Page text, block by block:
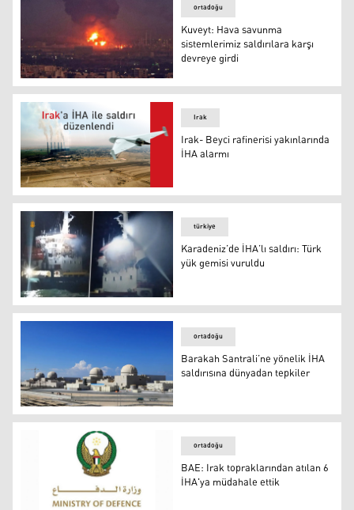
Kuveyt: Hava savunma sistemlerimiz saldırılara karşı
ortadoğu
Kuveyt: Hava savunma
sistemlerimiz saldırılara karşı
devreye girdi
Irak- Beyci rafinerisi yakınlarında İHA alarmı
Irak
Irak- Beyci rafinerisi yakınlarında
İHA alarmı
Karadeniz’de İHA’lı saldırı: Türk yük gemisi vuruldu
türkiye
Karadeniz’de İHA’lı saldırı: Türk
yük gemisi vuruldu
Barakah Nükleer Güç Santrali
ortadoğu
Barakah Santrali’ne yönelik İHA
saldırısına dünyadan tepkiler
ortadoğu
BAE: Irak topraklarından atılan 6
İHA'ya müdahale ettik